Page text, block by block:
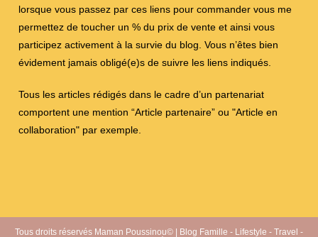
lorsque vous passez par ces liens pour commander vous me
permettez de toucher un % du prix de vente et ainsi vous
participez activement à la survie du blog. Vous n’êtes bien
évidement jamais obligé(e)s de suivre les liens indiqués.
Tous les articles rédigés dans le cadre d’un partenariat
comportent une mention “Article partenaire” ou "Article en
collaboration" par exemple.
Tous droits réservés Maman Poussinou© | Blog Famille - Lifestyle - Travel -